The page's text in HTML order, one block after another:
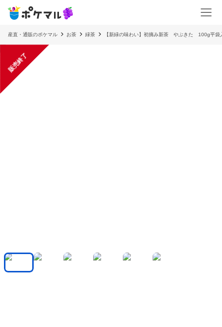
産直・通販のポケマル お茶 緑茶 【新緑の味わい】初摘み新茶 やぶきた 100g平袋
販売終了